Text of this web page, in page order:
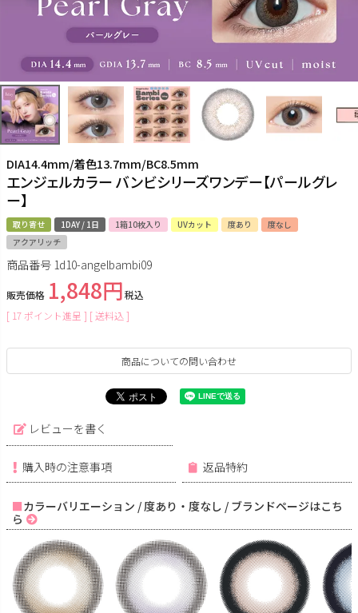
DIA14.4mm/着色13.7mm/BC8.5mm
エンジェルカラー バンビシリーズワンデー【パールグレ
ー】
取り寄せ 1DAY / 1日 1箱10枚入り UVカット 度あり
度なし
アクアリッチ
商品番号 1d10-angelbambi09
販売価格 1,848
税込
[ 17 ポイント進呈 ] 送料込
商品についての問い合わせ
レビューを書く
購入時の注意事項 返品特約
カラーバリエーション / 度あり・度なし / ブランドページはこち
ら